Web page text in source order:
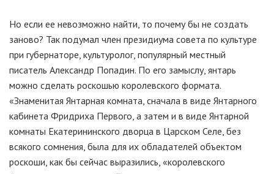
Но если ее невозможно найти, то почему бы не создать
заново? Так подумал член президиума совета по культуре
при губернаторе, культуролог, популярный местный
писатель Александр Попадин. По его замыслу, янтарь
можно сделать роскошью королевского формата.
«Знаменитая Янтарная комната, сначала в виде Янтарного
кабинета Фридриха Первого, а затем и в виде Янтарной
комнаты Екатерининского дворца в Царском Селе, без
всякого сомнения, была для их обладателей объектом
роскоши, как бы сейчас выразились, «королевского